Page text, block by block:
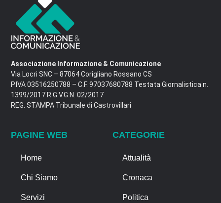
Associazione Informazione & Comunicazione
Via Locri SNC – 87064 Corigliano Rossano CS
P.IVA 03516250788 – C.F. 97037680788 Testata Giornalistica n.
1399/2017 R.G.V.G.N. 02/2017
REG. STAMPA Tribunale di Castrovillari
PAGINE WEB
Home
Chi Siamo
Servizi
CATEGORIE
Attualità
Cronaca
Politica